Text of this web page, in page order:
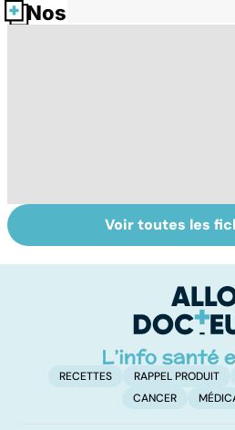
Nos fiches santé
Suicide : prévenir
le passage à
Voir toutes les
RECETTES RAPPEL PRODUIT
CANCER